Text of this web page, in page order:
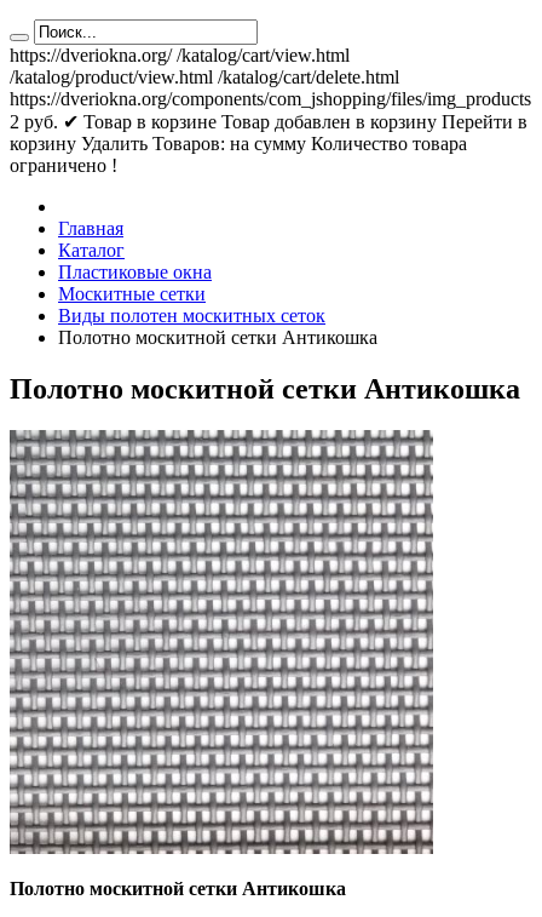
https://dveriokna.org/ /katalog/cart/view.html
/katalog/product/view.html /katalog/cart/delete.html
https://dveriokna.org/components/com_jshopping/files/img_products
2 руб. ✔ Товар в корзине Товар добавлен в корзину Перейти в
корзину Удалить Товаров: на сумму Количество товара
ограничено !
Главная
Каталог
Пластиковые окна
Москитные сетки
Виды полотен москитных сеток
Полотно москитной сетки Антикошка
Полотно москитной сетки Антикошка
Полотно москитной сетки Антикошка